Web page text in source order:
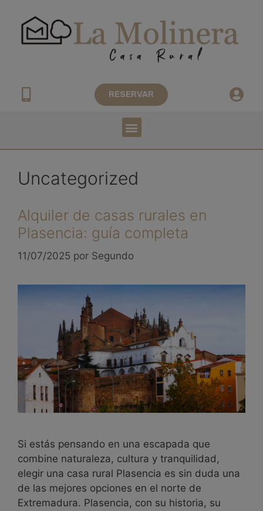
RESERVAR
Uncategorized
Alquiler de casas rurales en
Plasencia: guía completa
11/07/2025 por Segundo
Si estás pensando en una escapada que
combine naturaleza, cultura y tranquilidad,
elegir una casa rural Plasencia es sin duda una
de las mejores opciones en el norte de
Extremadura. Plasencia, con su historia, su